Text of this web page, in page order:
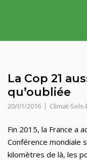
La Cop 21
qu’oubliée
20/01/2016 Climat-
Fin 2015, la France a
Conférence mondiale
kilomètres de là, les